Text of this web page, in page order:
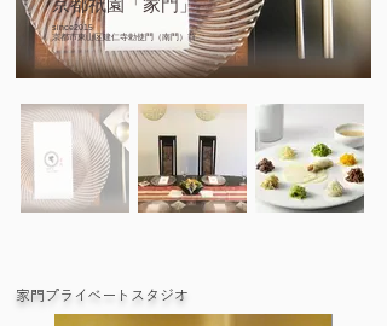
京都祇園「家門」
since2015
京都市東山区建仁寺勅使門（南門）前
家門プライベートスタジオ​